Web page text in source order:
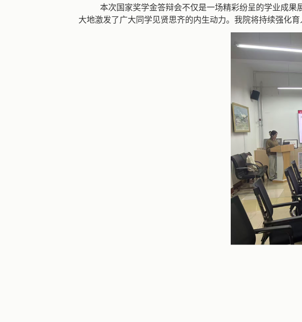
本次国家奖学金答辩会不仅是一场精彩纷呈的学业成
大地激发了广大同学见贤思齐的内生动力。我院将持续强化